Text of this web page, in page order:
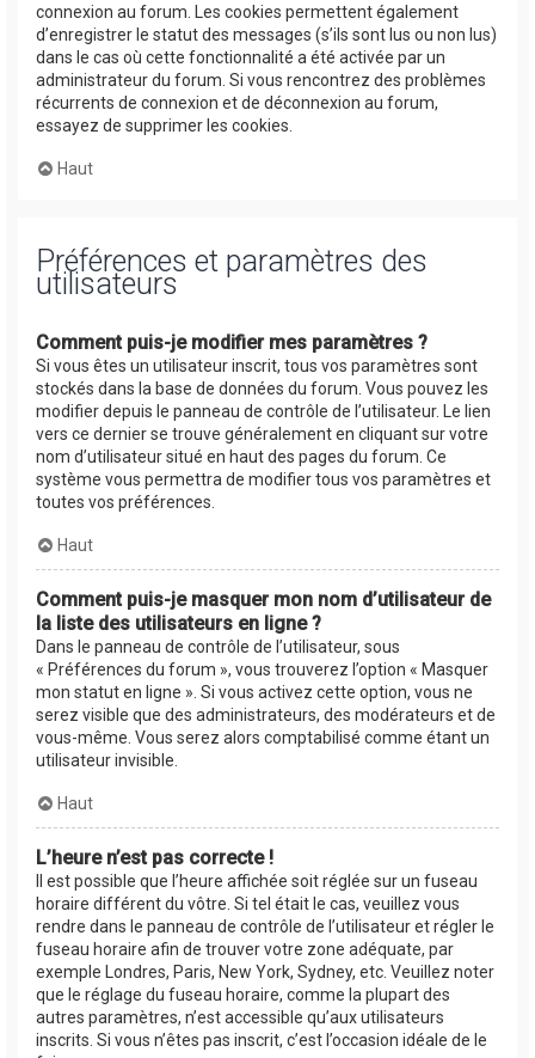
connexion au forum. Les cookies permettent également
d’enregistrer le statut des messages (s’ils sont lus ou non lus)
dans le cas où cette fonctionnalité a été activée par un
administrateur du forum. Si vous rencontrez des problèmes
récurrents de connexion et de déconnexion au forum,
essayez de supprimer les cookies.
Haut
Préférences et paramètres des
utilisateurs
Comment puis-je modifier mes paramètres ?
Si vous êtes un utilisateur inscrit, tous vos paramètres sont
stockés dans la base de données du forum. Vous pouvez les
modifier depuis le panneau de contrôle de l’utilisateur. Le lien
vers ce dernier se trouve généralement en cliquant sur votre
nom d’utilisateur situé en haut des pages du forum. Ce
système vous permettra de modifier tous vos paramètres et
toutes vos préférences.
Haut
Comment puis-je masquer mon nom d’utilisateur de
la liste des utilisateurs en ligne ?
Dans le panneau de contrôle de l’utilisateur, sous
« Préférences du forum », vous trouverez l’option « Masquer
mon statut en ligne ». Si vous activez cette option, vous ne
serez visible que des administrateurs, des modérateurs et de
vous-même. Vous serez alors comptabilisé comme étant un
utilisateur invisible.
Haut
L’heure n’est pas correcte !
Il est possible que l’heure affichée soit réglée sur un fuseau
horaire différent du vôtre. Si tel était le cas, veuillez vous
rendre dans le panneau de contrôle de l’utilisateur et régler le
fuseau horaire afin de trouver votre zone adéquate, par
exemple Londres, Paris, New York, Sydney, etc. Veuillez noter
que le réglage du fuseau horaire, comme la plupart des
autres paramètres, n’est accessible qu’aux utilisateurs
inscrits. Si vous n’êtes pas inscrit, c’est l’occasion idéale de le